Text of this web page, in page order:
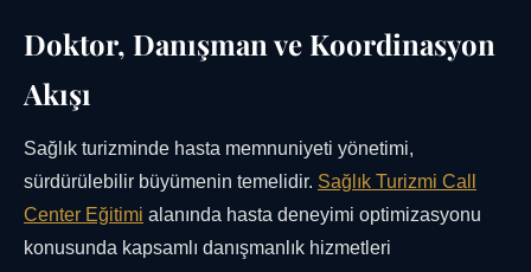
Doktor, Danışman ve Koordinasyon
Akışı
Sağlık turizminde hasta memnuniyeti yönetimi,
sürdürülebilir büyümenin temelidir. Sağlık Turizmi Call
Center Eğitimi alanında hasta deneyimi optimizasyonu
konusunda kapsamlı danışmanlık hizmetleri